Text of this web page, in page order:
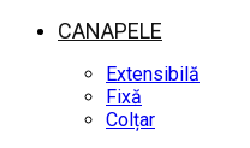
CANAPELE
Extensibilă
Fixă
Colțar